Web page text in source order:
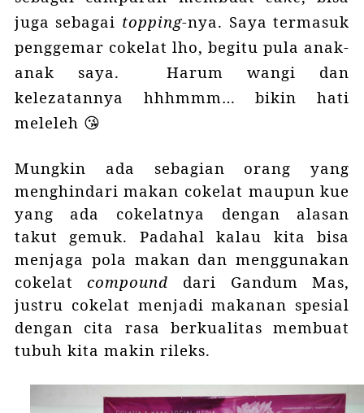
juga sebagai topping-nya. Saya termasuk
penggemar cokelat lho, begitu pula anak-
anak saya. Harum wangi dan
kelezatannya hhhmmm… bikin hati
meleleh 😘
Mungkin ada sebagian orang yang
menghindari makan cokelat maupun kue
yang ada cokelatnya dengan alasan
takut gemuk. Padahal kalau kita bisa
menjaga pola makan dan menggunakan
cokelatcompound dari Gandum Mas,
justru cokelat menjadi makanan spesial
dengan cita rasa berkualitas membuat
tubuh kita makin rileks.